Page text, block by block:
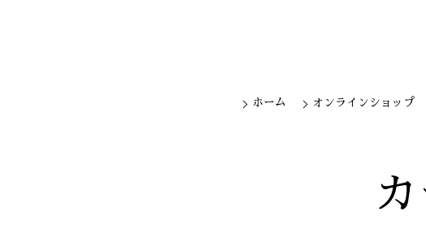
ホーム オンラインショップ